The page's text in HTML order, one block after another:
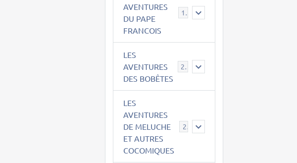
AVENTURES
DU PAPE
FRANCOIS
15
LES
AVENTURES
DES BOBÊTES
23
LES
AVENTURES
DE MELUCHE
ET AUTRES
COCOMIQUES
22